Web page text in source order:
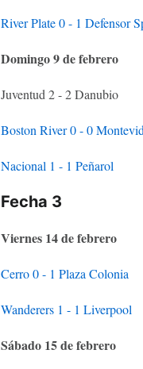
River Plate 0 - 1 Defensor
Domingo 9 de febrero
Juventud 2 - 2 Danubio
Boston River 0 - 0
Nacional 1 - 1 Peñarol
Fecha 3
Viernes 14 de febrero
Cerro 0 - 1 Plaza Colonia
Wanderers 1 - 1 Liverpool
Sábado 15 de febrero